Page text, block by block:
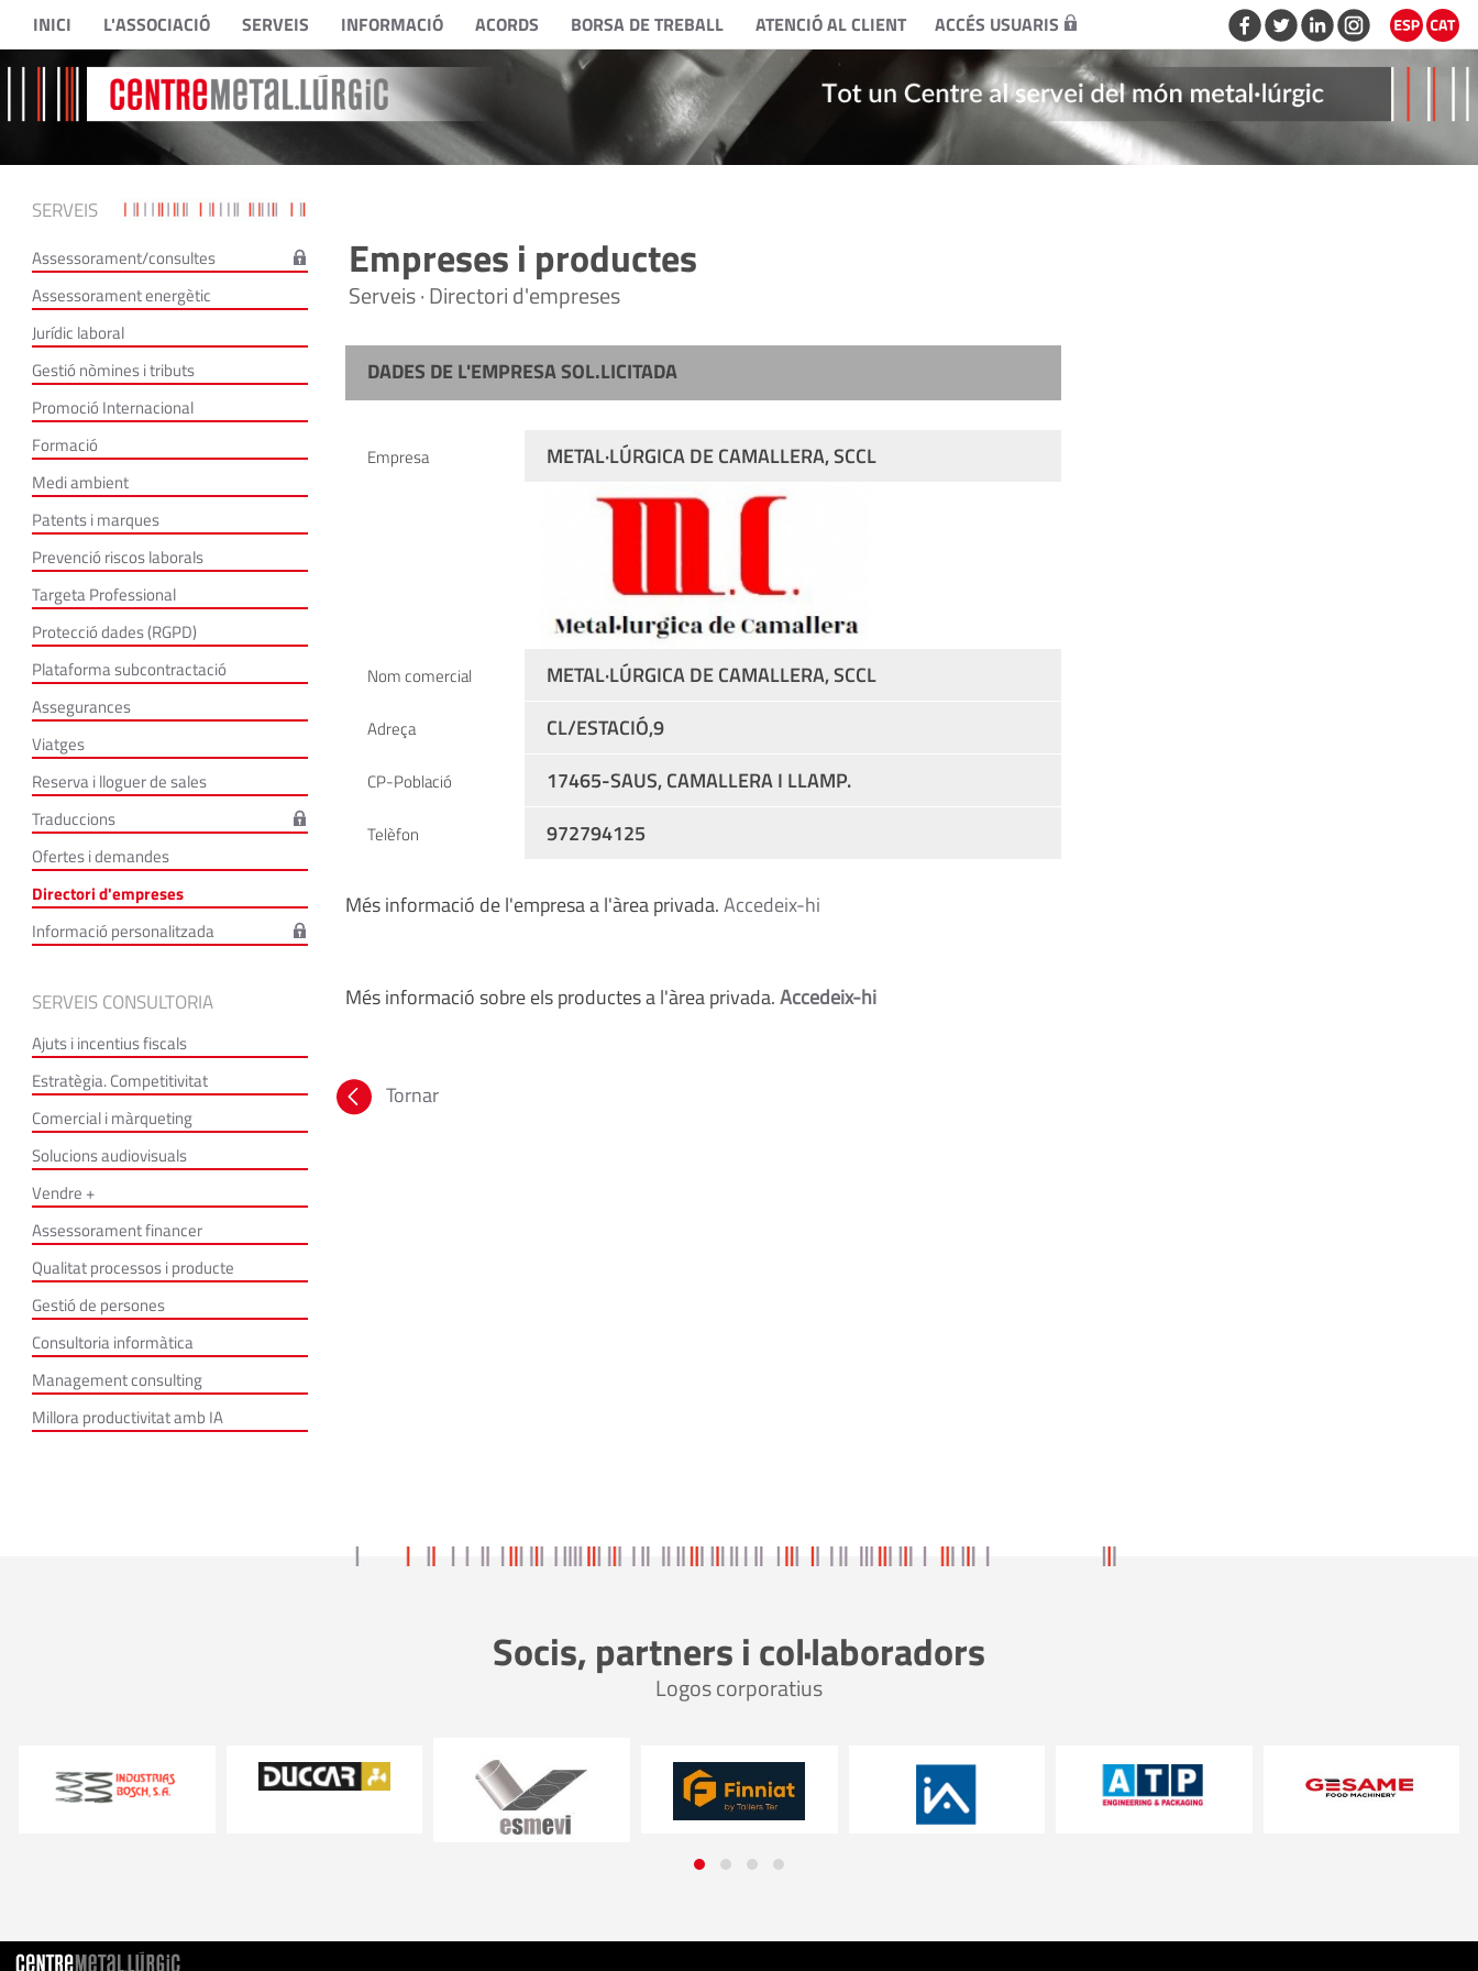
INICI L'ASSOCIACIÓ SERVEIS INFORMACIÓ ACORDS BORSA DE TREBALL ATENCIÓ AL CLIENT ACCÉS USUARIS
SERVEIS
Assessorament/consultes
Assessorament energètic
Jurídic laboral
Gestió nòmines i tributs
Promoció Internacional
Formació
Medi ambient
Patents i marques
Prevenció riscos laborals
Targeta Professional
Protecció dades (RGPD)
Plataforma subcontractació
Assegurances
Viatges
Reserva i lloguer de sales
Traduccions
Ofertes i demandes
Directori d'empreses
Informació personalitzada
SERVEIS CONSULTORIA
Ajuts i incentius fiscals
Estratègia. Competitivitat
Comercial i màrqueting
Solucions audiovisuals
Vendre +
Assessorament financer
Qualitat processos i producte
Gestió de persones
Consultoria informàtica
Management consulting
Millora productivitat amb IA
Empreses i productes
Serveis · Directori d'empreses
DADES DE L'EMPRESA SOL.LICITADA
Empresa METAL·LÚRGICA DE CAMALLERA, SCCL
Nom comercial METAL·LÚRGICA DE CAMALLERA, SCCL
Adreça CL/ESTACIÓ,9
CP-Població 17465-SAUS, CAMALLERA I LLAMP.
Telèfon 972794125
Més informació de l'empresa a l'àrea privada.Accedeix-hi
Més informació sobre els productes a l'àrea privada.Accedeix-hi
Tornar
Socis, partners i col·laboradors
Logos corporatius